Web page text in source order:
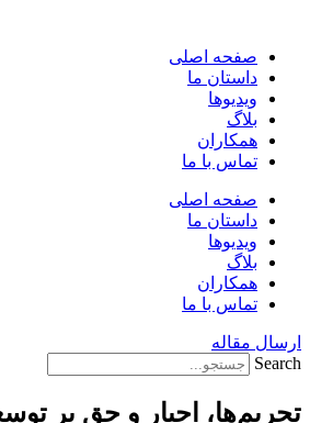
محتوا
صفحه اصلی
داستان ما
ویدیوها
بلاگ
همکاران
تماس با ما
صفحه اصلی
داستان ما
ویدیوها
بلاگ
همکاران
تماس با ما
ارسال مقاله
Search
تحریم‌ها، اجبار و حق بر